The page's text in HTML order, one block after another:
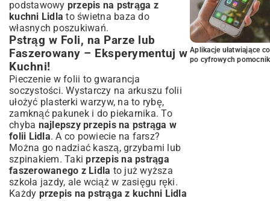
podstawowy przepis na pstrąga z
kuchni Lidla to świetna baza do
własnych poszukiwań.
Pstrąg w Foli, na Parze lub
Faszerowany – Eksperymentuj w
Kuchni!
Pieczenie w folii to gwarancja
soczystości. Wystarczy na arkuszu folii
ułożyć plasterki warzyw, na to rybę,
zamknąć pakunek i do piekarnika. To
chyba najlepszy przepis na pstrąga w
folii Lidla. A co powiecie na farsz?
Można go nadziać kaszą, grzybami lub
szpinakiem. Takiprzepis na pstrąga
faszerowanego z Lidla to już wyższa
szkoła jazdy, ale wciąż w zasięgu ręki.
Każdy przepis na pstrąga z kuchni Lidla
Aplikacje ułatwiające
po cyfrowych